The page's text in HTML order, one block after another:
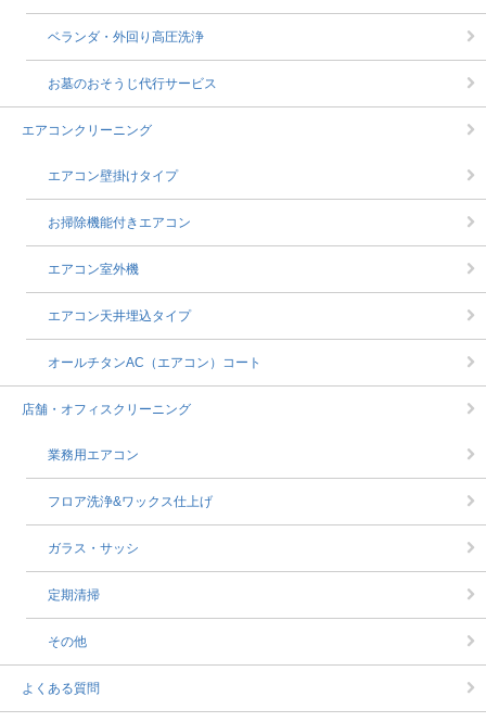
ベランダ・外回り高圧洗浄
お墓のおそうじ代行サービス
エアコンクリーニング
エアコン壁掛けタイプ
お掃除機能付きエアコン
エアコン室外機
エアコン天井埋込タイプ
オールチタンAC（エアコン）コート
店舗・オフィスクリーニング
業務用エアコン
フロア洗浄&ワックス仕上げ
ガラス・サッシ
定期清掃
その他
よくある質問